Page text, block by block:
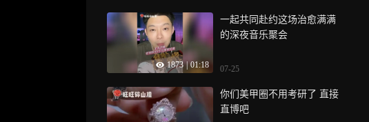
1873 | 01:18
一起共同赴约这场治愈满满
的深夜音乐聚会
07-25
你们美甲圈不用考研了 直接
直博吧